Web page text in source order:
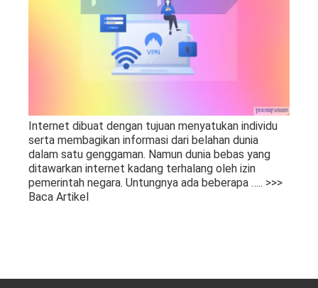
Internet dibuat dengan tujuan menyatukan individu
serta membagikan informasi dari belahan dunia
dalam satu genggaman. Namun dunia bebas yang
ditawarkan internet kadang terhalang oleh izin
pemerintah negara. Untungnya ada beberapa ….. >>>
Baca Artikel